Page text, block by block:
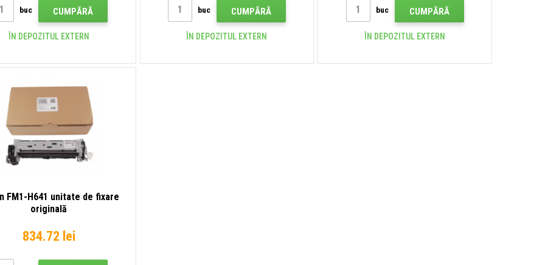
buc CUMPĂRĂ
ÎN DEPOZITUL EXTERN
buc CUMPĂRĂ
ÎN DEPOZITUL EXTERN
buc CUMPĂRĂ
ÎN DEPOZITUL EXTERN
FM1-H641 unitate de fixare
originală
834.72 lei